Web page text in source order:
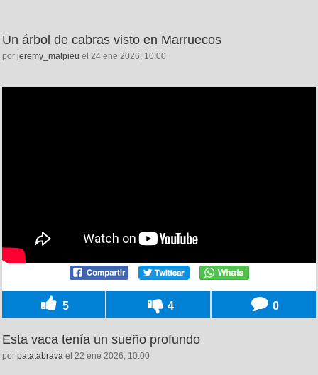
Un árbol de cabras visto en Marruecos
por jeremy_malpieu el 24 ene 2026, 10:00
5 4 0
Esta vaca tenía un sueño profundo
por patatabrava el 22 ene 2026, 10:00